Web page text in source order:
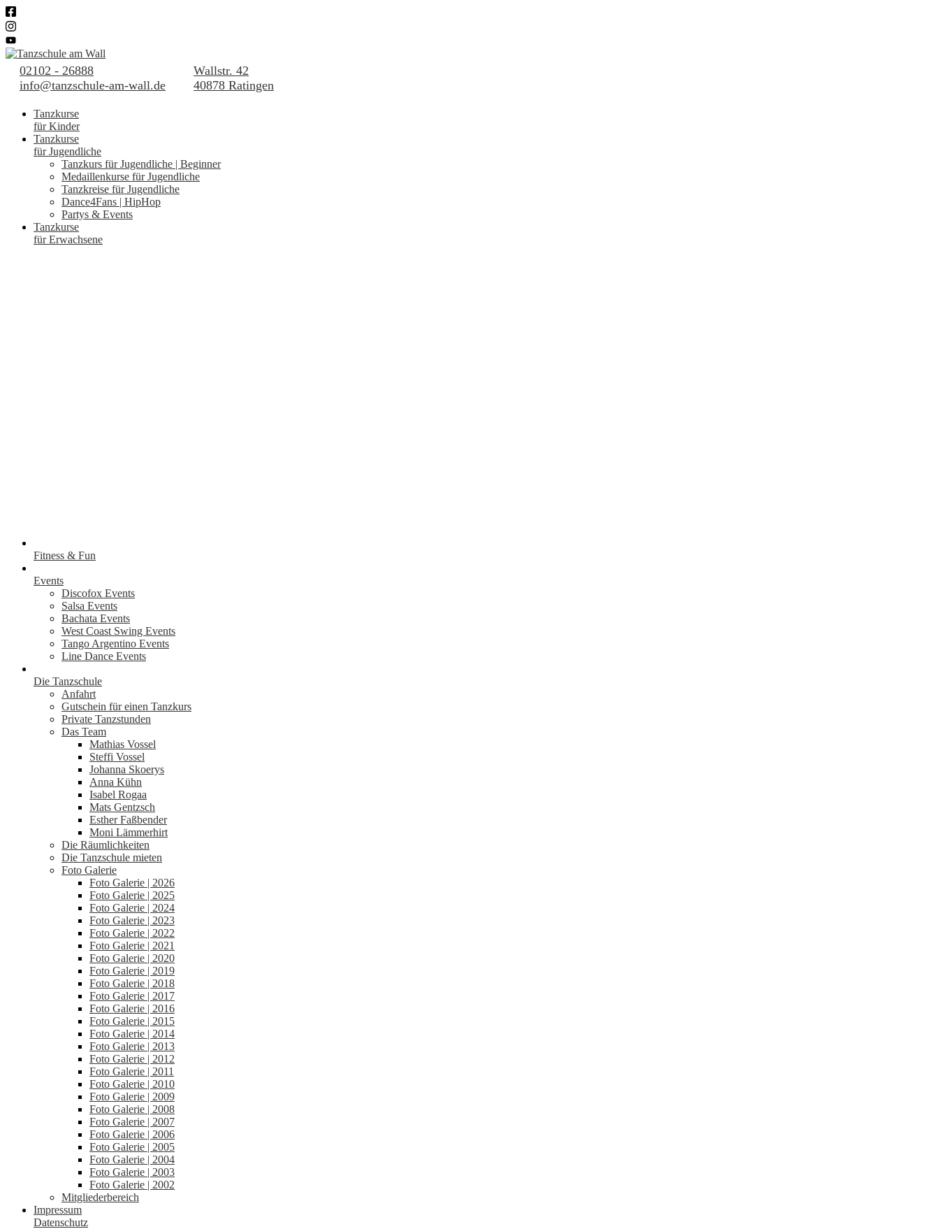
02102 - 26888
info@tanzschule-am-wall.de
Wallstr. 42
40878 Ratingen
Tanzkurse
für Kinder
Tanzkurse
für Jugendliche
Tanzkurs für Jugendliche | Beginner
Medaillenkurse für Jugendliche
Tanzkreise für Jugendliche
Dance4Fans | HipHop
Partys & Events
Tanzkurse
für Erwachsene
Fitness & Fun
Events
Discofox Events
Salsa Events
Bachata Events
West Coast Swing Events
Tango Argentino Events
Line Dance Events
Die Tanzschule
Anfahrt
Gutschein für einen Tanzkurs
Private Tanzstunden
Das Team
Mathias Vossel
Steffi Vossel
Johanna Skoerys
Anna Kühn
Isabel Rogaa
Mats Gentzsch
Esther Faßbender
Moni Lämmerhirt
Die Räumlichkeiten
Die Tanzschule mieten
Foto Galerie
Foto Galerie | 2026
Foto Galerie | 2025
Foto Galerie | 2024
Foto Galerie | 2023
Foto Galerie | 2022
Foto Galerie | 2021
Foto Galerie | 2020
Foto Galerie | 2019
Foto Galerie | 2018
Foto Galerie | 2017
Foto Galerie | 2016
Foto Galerie | 2015
Foto Galerie | 2014
Foto Galerie | 2013
Foto Galerie | 2012
Foto Galerie | 2011
Foto Galerie | 2010
Foto Galerie | 2009
Foto Galerie | 2008
Foto Galerie | 2007
Foto Galerie | 2006
Foto Galerie | 2005
Foto Galerie | 2004
Foto Galerie | 2003
Foto Galerie | 2002
Mitgliederbereich
Impressum
Datenschutz